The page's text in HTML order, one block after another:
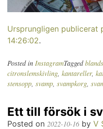
Ursprungligen publicerat
14:26:02.
Posted in InstagramTagged
citronslemskivling, kantareller,
stensopp, svamp, svampkorg,
Ett till försök i
Posted on 2022-10-16 by V